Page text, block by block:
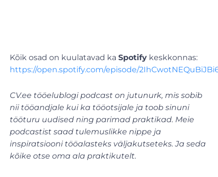
Kõik osad on kuulatavad ka Spotify keskkonnas:
https://open.spotify.com/episode/
CV.ee tööelublogi podcast on jutunurk, mis sobib
nii tööandjale kui ka tööotsijale ja toob sinuni
tööturu uudised ning parimad praktikad. Meie
podcastist saad tulemuslikke nippe ja
inspiratsiooni tööalasteks väljakutseteks. Ja seda
kõike otse oma ala praktikutelt.